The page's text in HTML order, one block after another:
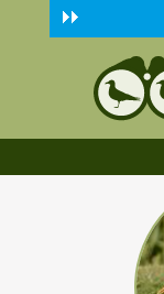
Skip to main content